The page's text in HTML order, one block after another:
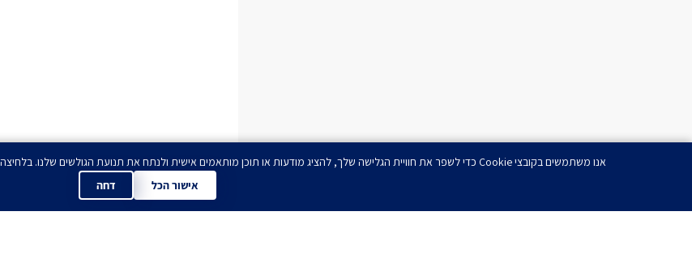
אנו משתמשים בקובצי Cookie כדי לשפר את חוויית הגלישה שלך, להציג מודעות או תוכן מותאמים אישית ולנתח את תנועת הגולשים שלנו. בלחיצה על 'אישור הכל', הנך מסכים לשימוש שלנו בקובצי Cookie.
אישור הכל
דחה